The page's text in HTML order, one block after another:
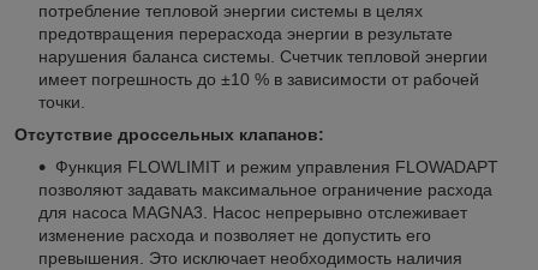
потребление тепловой энергии системы в целях
предотвращения перерасхода энергии в результате
нарушения баланса системы. Счетчик тепловой энергии
имеет погрешность до ±10 % в зависимости от рабочей
точки.
Отсутствие дроссельных клапанов:
Функция FLOWLIMIT и режим управления FLOWADAPT
позволяют задавать максимальное ограничение расхода
для насоса MAGNA3. Насос непрерывно отслеживает
изменение расхода и позволяет не допустить его
превышения. Это исключает необходимость наличия